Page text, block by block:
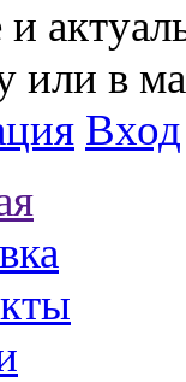
или в
Вход